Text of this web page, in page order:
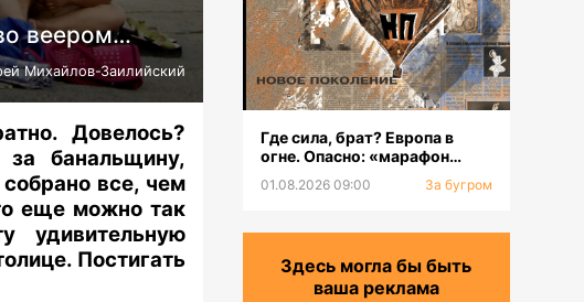
веером…
Михайлов-Заилийский
Довелось?
за банальщину,
все, чем
еще можно так
удивительную
Постигать
Где сила, брат? Европа в
огне. Опасно: «марафон
01.08.2026 09:00 За бугром
Здесь могла бы быть
ваша реклама